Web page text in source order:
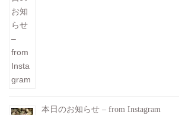
本日のお知らせ – from Instagram